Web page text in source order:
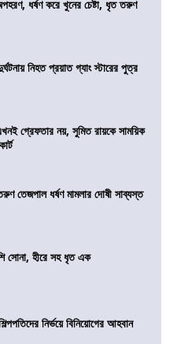
ধর্ষণ করে খুনের চেষ্টা, ধৃত তরুণ
নিহত প্রয়াত গ্যাং স্টারের পুত্র
গ্রেফতার নয়, সুমিত রায়কে সাময়িক
তেজপাল ধর্ষণ মামলার দোষী সাব্যস্ত
সোনা, হীরে সহ ধৃত এক
নির্ভয়ে বিনিয়োগের আহবান